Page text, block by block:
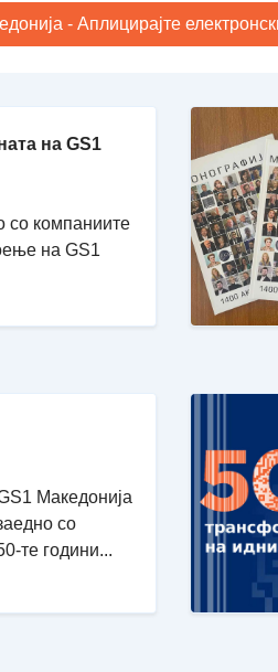
- Аплицирајте
на GS1
со компаниите
на GS1
Македонија
со
те години...